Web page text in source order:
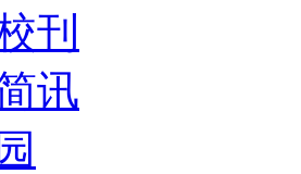
刊
讯